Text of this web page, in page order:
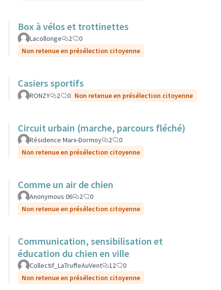
Box à vélos et trottinettes
Lacollonge 2
0
Non retenue en présélection citoyenne
Casiers sportifs
RONZY 2 0 Non retenue en présélection citoyenne
Circuit urbain (marche, parcours fléché)
Résidence Marx-Dormoy 2
0
Non retenue en présélection citoyenne
Comme un air de chien
Anonymous 06 2
0
Non retenue en présélection citoyenne
Communication, sensibilisation et
éducation du chien en ville
Collectif_LaTruffeAuVent 12
0
Non retenue en présélection citoyenne